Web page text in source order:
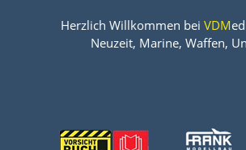
Herzlich Willkommen bei VDM
Neuzeit, Marine, Waffen,